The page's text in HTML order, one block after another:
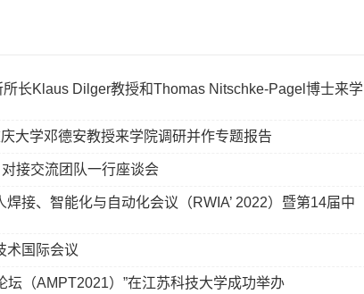
长Klaus Dilger教授和Thomas Nitschke-Pagel博士来学
大学邓德安教授来学院调研并作专题报告
接交流团队一行座谈会
接、智能化与自动化会议（RWIA’ 2022）暨第14届中
术国际会议
坛（AMPT2021）”在江苏科技大学成功举办